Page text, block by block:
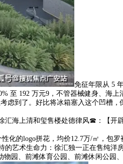
免征年限从 5
至 192 万元9，不管器械健身、海
到了。好比将冰箱塞入这个凹槽
海上清和玺售楼处德律风☎：【开
的logo拼花，均价12.7万/㎡，包罗
艺术生命力：徐汇独一正在售纯洋
园、前滩体育公园、前滩休闲公园